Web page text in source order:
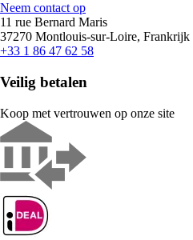
Neem contact op
11 rue Bernard Maris
37270 Montlouis-sur-Loire, Frankrijk
+33 1 86 47 62 58
Veilig betalen
Koop met vertrouwen op onze site